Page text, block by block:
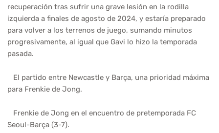
recuperación tras sufrir una grave lesión en la rodilla
izquierda a finales de agosto de 2024, y estaría preparado
para volver a los terrenos de juego, sumando minutos
progresivamente, al igual que Gavi lo hizo la temporada
pasada.
El partido entre Newcastle y Barça, una prioridad máxima
para Frenkie de Jong.
Frenkie de Jong en el encuentro de pretemporada FC
Seoul-Barça (3-7).